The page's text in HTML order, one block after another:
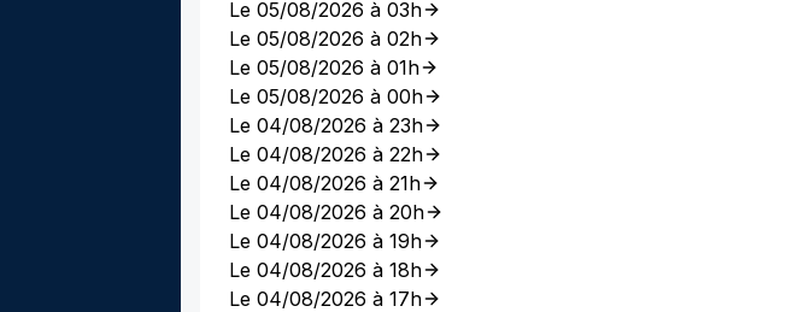
Le 05/08/2026 à 03h
Le 05/08/2026 à 02h
Le 05/08/2026 à 01h
Le 05/08/2026 à 00h
Le 04/08/2026 à 23h
Le 04/08/2026 à 22h
Le 04/08/2026 à 21h
Le 04/08/2026 à 20h
Le 04/08/2026 à 19h
Le 04/08/2026 à 18h
Le 04/08/2026 à 17h